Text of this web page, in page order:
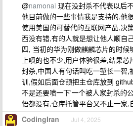
@namonai 现在没封杀不代表以后
他目前做的一些事情我是支持的,他
使用美国的可替代的互联网产品,决
西没有错,有的人就是想让他人顺自
四, 当初的华为刚做麒麟芯片的时
上喷的也不少,用户体验很差,结果
封杀,中国人有句话叫吃一堑长一智
训,假如后面仓颉把主仓库放到
不是还要喷一下'一个被人家封杀的
悟都没有,仓库托管平台又不止一家,
CodingIran Jul 4, 2025